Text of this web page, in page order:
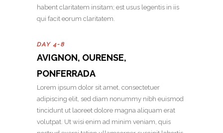
habent claritatem insitam; est usus legentis in iis
qui facit eorum claritatem.
DAY 4-8
AVIGNON, OURENSE,
PONFERRADA
Lorem ipsum dolor sit amet, consectetuer
adipiscing elit, sed diam nonummy nibh euismod
tincidunt ut laoreet dolore magna aliquam erat
volutpat. Ut wisi enim ad minim veniam, quis